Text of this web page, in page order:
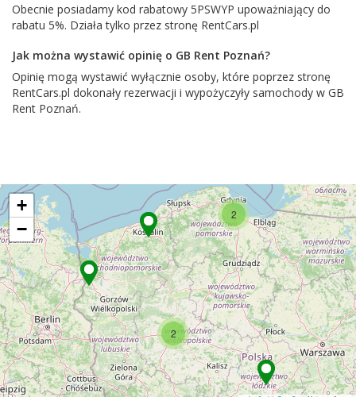
Obecnie posiadamy kod rabatowy 5PSWYP upoważniający do
rabatu 5%. Działa tylko przez stronę RentCars.pl
Jak można wystawić opinię o GB Rent Poznań?
Opinię mogą wystawić wyłącznie osoby, które poprzez stronę
RentCars.pl dokonały rezerwacji i wypożyczyły samochody w GB
Rent Poznań.
2
2
+
−